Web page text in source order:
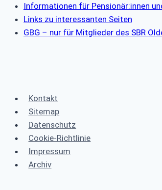
Informationen für Pensionär:innen
Links zu interessanten Seiten
GBG – nur für Mitglieder des SBR
Kontakt
Sitemap
Datenschutz
Cookie-Richtlinie
Impressum
Archiv